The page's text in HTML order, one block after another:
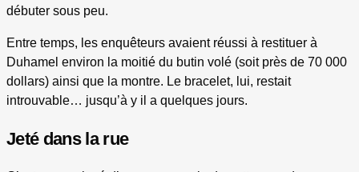
débuter sous peu.
Entre temps, les enquêteurs avaient réussi à restituer à
Duhamel environ la moitié du butin volé (soit près de 70 000
dollars) ainsi que la montre. Le bracelet, lui, restait
introuvable… jusqu’à y il a quelques jours.
Jeté dans la rue